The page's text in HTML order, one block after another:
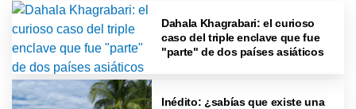
Dahala Khagrabari: el curioso
caso del triple enclave que fue
"parte" de dos países asiáticos
Inédito: ¿sabías que existe una